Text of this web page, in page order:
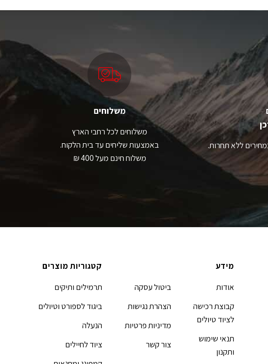
את
האפשרויות
בעמוד
המוצר
את
האפשרויות
בעמוד
ללא תחרות.
משלוחים
משלוחים לכל רחבי הארץ
באמצעות שליחים עד בית הלקוח.
משלוח חינם מעל 400 ₪
מידע
אודות
קבוצת רכישה
לציוד טיולים
תנאי שימוש
ותקנון
ביטול עסקה
הצהרת נגישות
מדיניות פרטיות
צור קשר
קטגוריות מוצרים
תרמילים ותיקים
ביגוד לספורט וטיולים
הנעלה
ציוד לחיילים